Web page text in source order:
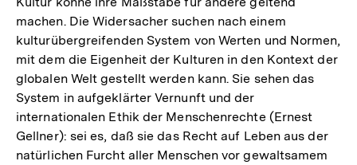
machen. Die Widersacher suchen nach einem
kulturübergreifenden System von Werten und Normen,
mit dem die Eigenheit der Kulturen in den Kontext der
globalen Welt gestellt werden kann. Sie sehen das
System in aufgeklärter Vernunft und der
internationalen Ethik der Menschenrechte (Ernest
Gellner): sei es, daß sie das Recht auf Leben aus der
natürlichen Furcht aller Menschen vor gewaltsamem